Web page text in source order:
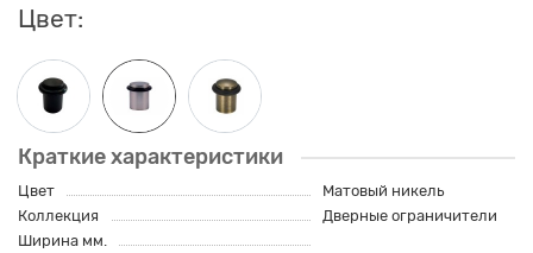
Цвет:
Краткие характеристики
Цвет
Матовый никель
Коллекция
Дверные ограничители
Ширина мм.